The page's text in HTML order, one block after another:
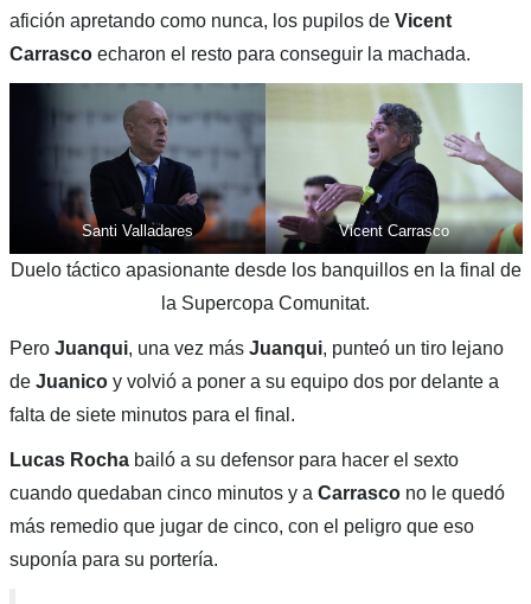
afición apretando como nunca, los pupilos de Vicent
Carrascoecharon el resto para conseguir la machada.
Santi Valladares Vicent Carrasco
Duelo táctico apasionante desde los banquillos en la final de
la Supercopa Comunitat.
Pero Juanqui, una vez más Juanqui, punteó un tiro lejano
de Juanicoy volvió a poner a su equipo dos por delante a
falta de siete minutos para el final.
Lucas Rochabailó a su defensor para hacer el sexto
cuando quedaban cinco minutos y a Carrascono le quedó
más remedio que jugar de cinco, con el peligro que eso
suponía para su portería.